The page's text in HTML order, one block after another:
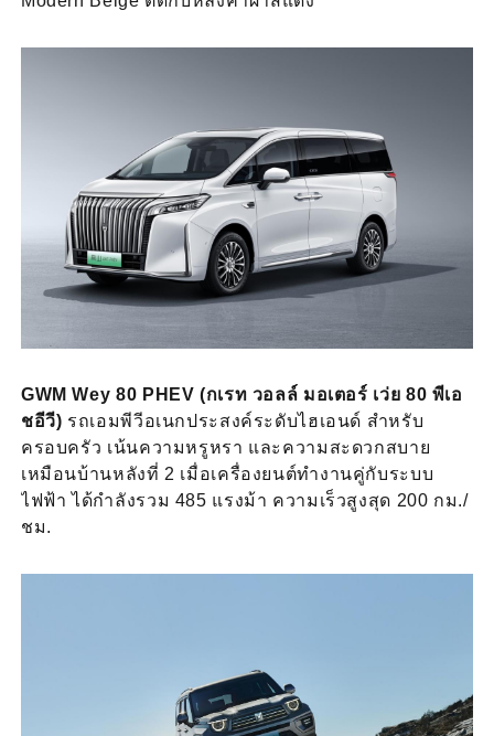
GWM Wey 80 PHEV (กเรท วอลล์ มอเตอร์ เว่ย 80 พีเอ
ชอีวี) รถเอมพีวีอเนกประสงค์ระดับไฮเอนด์ สำหรับ
ครอบครัว เน้นความหรูหรา และความสะดวกสบาย
เหมือนบ้านหลังที่ 2 เมื่อเครื่องยนต์ทำงานคู่กับระบบ
ไฟฟ้า ได้กำลังรวม 485 แรงม้า ความเร็วสูงสุด 200 กม./
ชม.